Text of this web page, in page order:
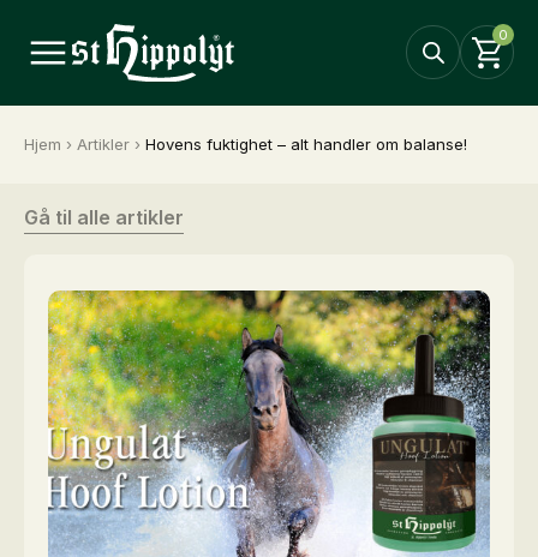
0
Hjem › Artikler › Hovens fuktighet – alt handler om balanse!
Gå til alle artikler